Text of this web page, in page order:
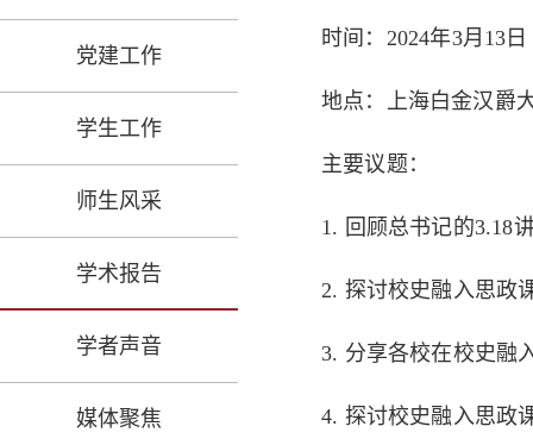
党建工作
学生工作
师生风采
学术报告
学者声音
媒体聚焦
时间： 2024年3月13
地点：上海白金汉爵
主要议题：
1. 回顾总书记的3.18
2. 探讨校史融入思政
3. 分享各校在校史融
4. 探讨校史融入思政